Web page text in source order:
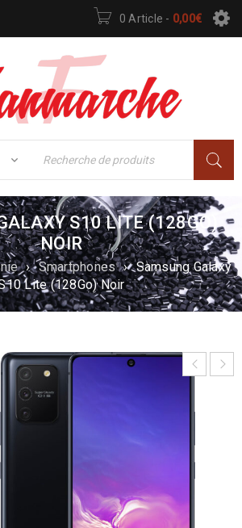
0 Article - 0,00€
S10 LITE (128GO)
NOIR
› Smartphones › Samsung Galaxy
Lite (128Go) Noir